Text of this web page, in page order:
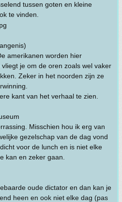
tussen goten en kleine
te vinden.
amerikanen worden hier
je om de oren zoals wel vaker
Zeker in het noorden zijn ze
kant van het verhaal te zien.
Misschien hou ik erg van
gezelschap van de dag vond
voor de lunch en is niet elke
kan en zeker gaan.
oude dictator en dan kan je
heen en ook niet elke dag (pas